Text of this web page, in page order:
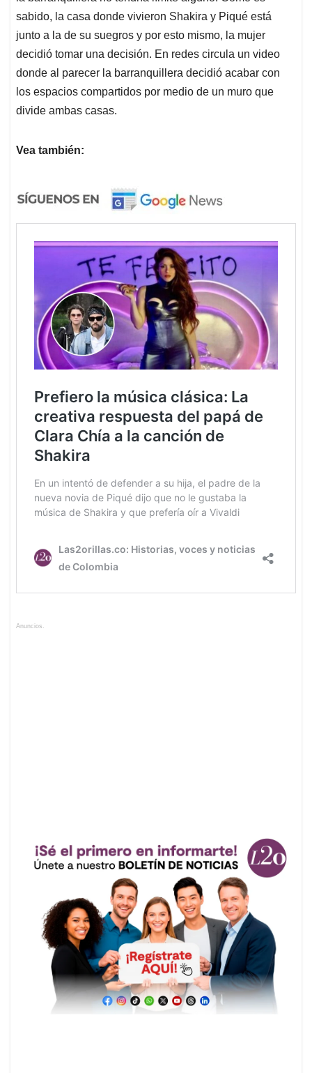
sabido, la casa donde vivieron Shakira y Piqué está
junto a la de su suegros y por esto mismo, la mujer
decidió tomar una decisión. En redes circula un video
donde al parecer la barranquillera decidió acabar con
los espacios compartidos por medio de un muro que
divide ambas casas.
Vea también:
Anuncios.